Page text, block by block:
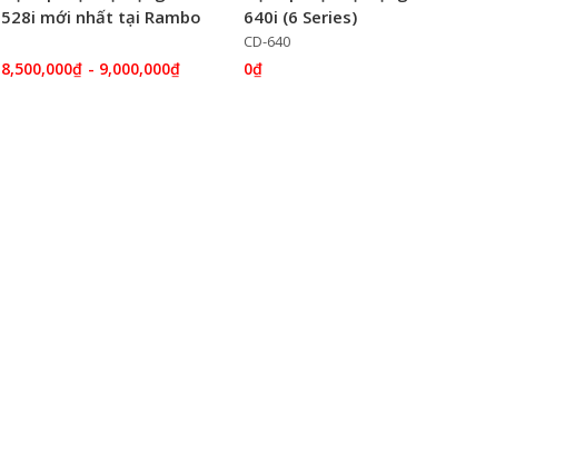
528i mới nhất tại Rambo
8,500,000₫ - 9,000,000₫
640i (6 Series)
CD-640
0₫